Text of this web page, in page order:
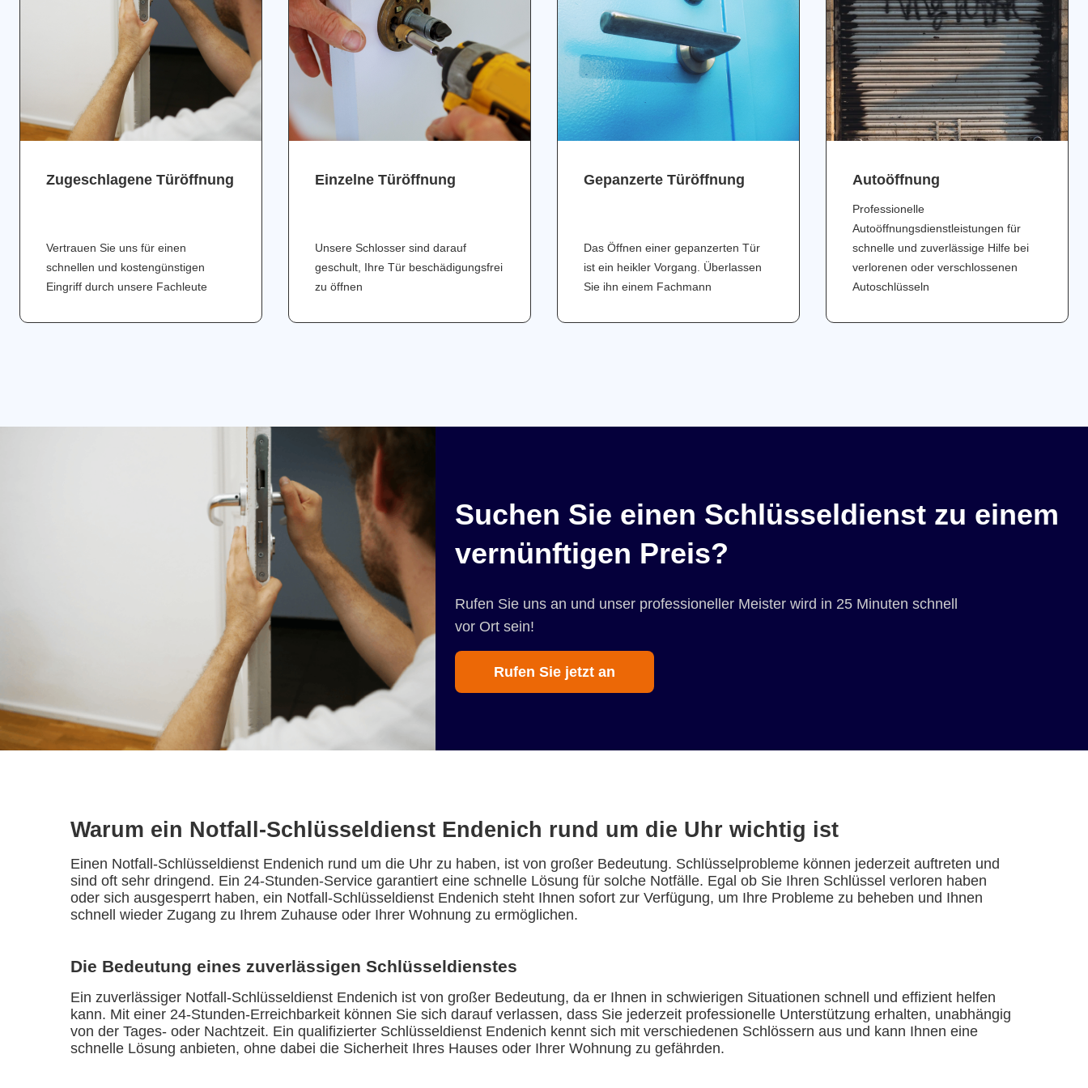
Zugeschlagene Türöffnung
Vertrauen Sie uns für einen
schnellen und kostengünstigen
Eingriff durch unsere Fachleute
Einzelne Türöffnung
Unsere Schlosser sind darauf
geschult, Ihre Tür beschädigungsfrei
zu öffnen
Gepanzerte Türöffnung
Das Öffnen einer gepanzerten Tür
ist ein heikler Vorgang. Überlassen
Sie ihn einem Fachmann
Аutoöffnung
Professionelle
Autoöffnungsdienstleistungen für
schnelle und zuverlässige Hilfe bei
verlorenen oder verschlossenen
Autoschlüsseln
Suchen Sie einen Schlüsseldienst zu einem
vernünftigen Preis?
Rufen Sie uns an und unser professioneller Meister wird in 25 Minuten schnell
vor Ort sein!
Rufen Sie jetzt an
Warum ein Notfall-Schlüsseldienst Endenich rund um die Uhr wichtig ist
Einen Notfall-Schlüsseldienst Endenich rund um die Uhr zu haben, ist von großer Bedeutung. Schlüsselprobleme können jederzeit auftreten und
sind oft sehr dringend. Ein 24-Stunden-Service garantiert eine schnelle Lösung für solche Notfälle. Egal ob Sie Ihren Schlüssel verloren haben
oder sich ausgesperrt haben, ein Notfall-Schlüsseldienst Endenich steht Ihnen sofort zur Verfügung, um Ihre Probleme zu beheben und Ihnen
schnell wieder Zugang zu Ihrem Zuhause oder Ihrer Wohnung zu ermöglichen.
Die Bedeutung eines zuverlässigen Schlüsseldienstes
Ein zuverlässiger Notfall-Schlüsseldienst Endenich ist von großer Bedeutung, da er Ihnen in schwierigen Situationen schnell und effizient helfen
kann. Mit einer 24-Stunden-Erreichbarkeit können Sie sich darauf verlassen, dass Sie jederzeit professionelle Unterstützung erhalten, unabhängig
von der Tages- oder Nachtzeit. Ein qualifizierter Schlüsseldienst Endenich kennt sich mit verschiedenen Schlössern aus und kann Ihnen eine
schnelle Lösung anbieten, ohne dabei die Sicherheit Ihres Hauses oder Ihrer Wohnung zu gefährden.